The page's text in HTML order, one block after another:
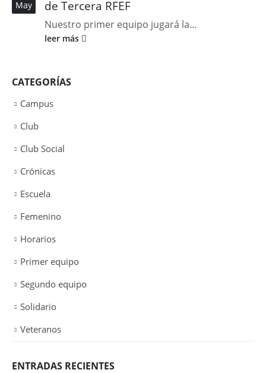
May
de Tercera RFEF
Nuestro primer equipo jugará la...
leer más
CATEGORÍAS
Campus
Club
Club Social
Crónicas
Escuela
Femenino
Horarios
Primer equipo
Segundo equipo
Solidario
Veteranos
ENTRADAS RECIENTES